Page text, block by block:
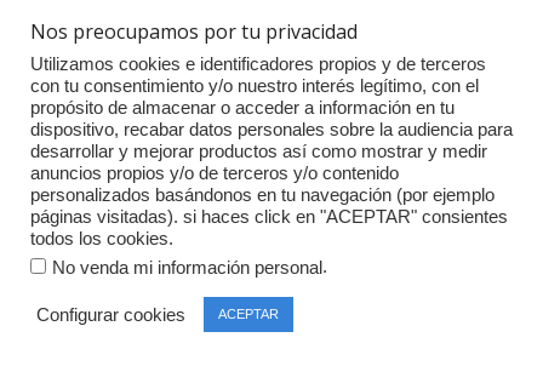
Audi
MOTOS
Competiciones
Mercedes
Porsche 232
Nos preocupamos por tu privacidad
Utilizamos cookies e identificadores propios y de terceros
con tu consentimiento y/o nuestro interés legítimo, con el
propósito de almacenar o acceder a información en tu
dispositivo, recabar datos personales sobre la audiencia para
desarrollar y mejorar productos así como mostrar y medir
anuncios propios y/o de terceros y/o contenido
personalizados basándonos en tu navegación (por ejemplo
páginas visitadas). si haces click en "ACEPTAR" consientes
todos los cookies.
No venda mi información personal .
Configurar cookies ACEPTAR